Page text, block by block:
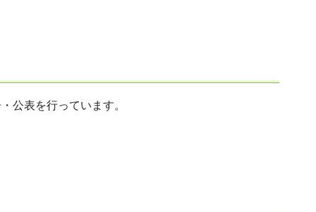
公表を行っています。